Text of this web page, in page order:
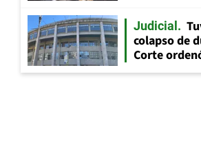
Judicial
colapso de
Corte